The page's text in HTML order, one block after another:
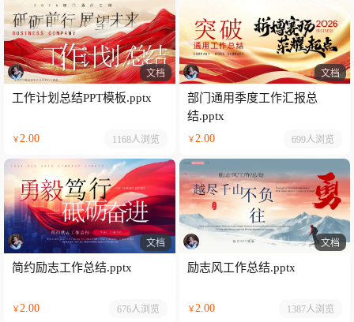
文档
工作计划总结PPT模板.pptx
￥2.00 1168人浏览
文档
部门通用季度工作汇报总
结.pptx
￥2.00 699人浏览
文档
简约励志工作总结.pptx
￥2.00 676人浏览
文档
励志风工作总结.pptx
￥2.00 1387人浏览